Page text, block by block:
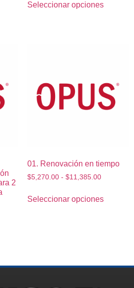
Seleccionar opciones
2
01. Renovación en tiempo
$5,270.00 - $11,385.00
Seleccionar opciones